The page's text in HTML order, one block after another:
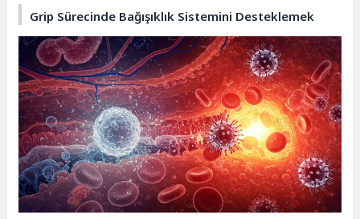
Grip Sürecinde Bağışıklık Sistemini Desteklemek